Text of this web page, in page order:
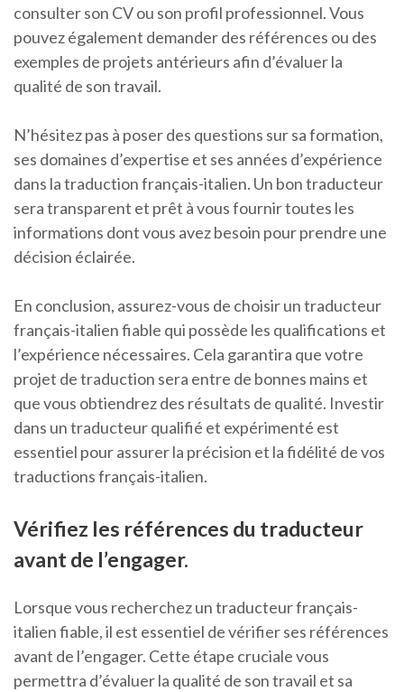
consulter son CV ou son profil professionnel. Vous
pouvez également demander des références ou des
exemples de projets antérieurs afin d’évaluer la
qualité de son travail.
N’hésitez pas à poser des questions sur sa formation,
ses domaines d’expertise et ses années d’expérience
dans la traduction français-italien. Un bon traducteur
sera transparent et prêt à vous fournir toutes les
informations dont vous avez besoin pour prendre une
décision éclairée.
En conclusion, assurez-vous de choisir un traducteur
français-italien fiable qui possède les qualifications et
l’expérience nécessaires. Cela garantira que votre
projet de traduction sera entre de bonnes mains et
que vous obtiendrez des résultats de qualité. Investir
dans un traducteur qualifié et expérimenté est
essentiel pour assurer la précision et la fidélité de vos
traductions français-italien.
Vérifiez les références du traducteur
avant de l’engager.
Lorsque vous recherchez un traducteur français-
italien fiable, il est essentiel de vérifier ses références
avant de l’engager. Cette étape cruciale vous
permettra d’évaluer la qualité de son travail et sa